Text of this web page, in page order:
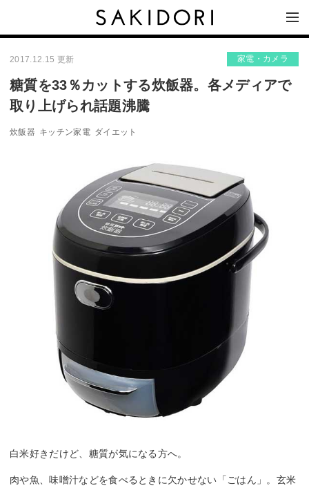
2017.12.15 更新 家電・カメラ
糖質を33％カットする炊飯器。各メディアで
取り上げられ話題沸騰
炊飯器 キッチン家電 ダイエット
白米好きだけど、糖質が気になる方へ。
肉や魚、味噌汁などを食べるときに欠かせない「ごはん」。玄米